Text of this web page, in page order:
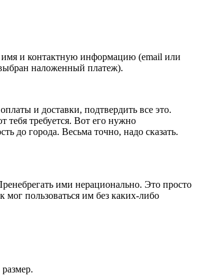
имя и контактную информацию (email или
наложенный платеж).
и доставки, подтвердить все это.
тебя требуется. Вот его нужно
до города. Весьма точно, надо сказать.
ими нерационально. Это просто
пользоваться им без каких-либо